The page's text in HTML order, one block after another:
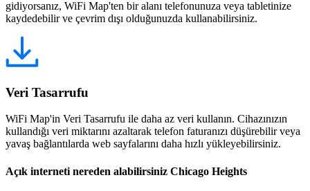
gidiyorsanız, WiFi Map'ten bir alanı telefonunuza veya tabletinize
kaydedebilir ve çevrim dışı olduğunuzda kullanabilirsiniz.
Veri Tasarrufu
WiFi Map'in Veri Tasarrufu ile daha az veri kullanın. Cihazınızın
kullandığı veri miktarını azaltarak telefon faturanızı düşürebilir veya
yavaş bağlantılarda web sayfalarını daha hızlı yükleyebilirsiniz.
Açık interneti nereden alabilirsiniz Chicago Heights